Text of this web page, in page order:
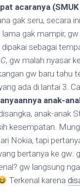
acaranya
gak seru, secara
lama gak mampir,
dipakai sebagai
, gw malah nyasar
gw baru tahu
ada di lantai 3.
anak-
anak-anak
kesempatan.
Nokia, tapi
bertanya ke gw:
gw langsung
Terkenal karena